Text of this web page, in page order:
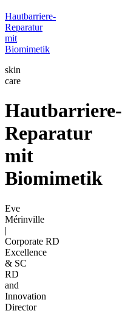
Hautbarriere-
Reparatur
mit
Biomimetik
skin
care
Hautbarriere-
Reparatur
mit
Biomimetik
Eve
Mérinville
|
Corporate RD
Excellence
& SC
RD
and
Innovation
Director